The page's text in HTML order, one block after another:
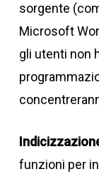
sorgente
Microsoft
gli utenti non
funzioni per